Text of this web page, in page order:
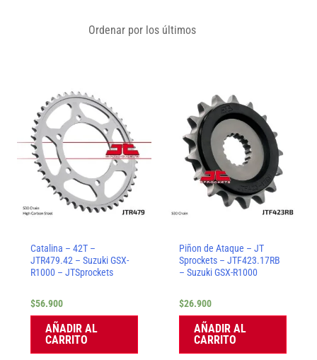
Catalina – 42T –
JTR479.42 – Suzuki GSX-
R1000 – JTSprockets
$56.900
AÑADIR AL
CARRITO
Piñon de Ataque – JT
Sprockets – JTF423.17RB
– Suzuki GSX-R1000
$26.900
AÑADIR AL
CARRITO